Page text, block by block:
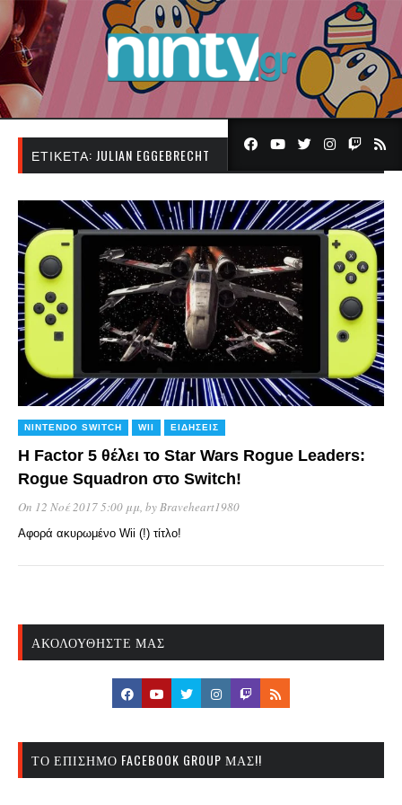
ΕΤΙΚΈΤΑ: JULIAN EGGEBRECHT
NINTENDO SWITCH WII ΕΙΔΉΣΕΙΣ
H Factor 5 θέλει το Star Wars Rogue Leaders:
Rogue Squadron στο Switch!
On 12 Νοέ 2017 5:00 μμ, byBraveheart1980
Αφορά ακυρωμένο Wii (!) τίτλο!
ΑΚΟΛΟΥΘΉΣΤΕ ΜΑΣ
ΤΟ ΕΠΊΣΗΜΟ FACEBOOK GROUP ΜΑΣ!!